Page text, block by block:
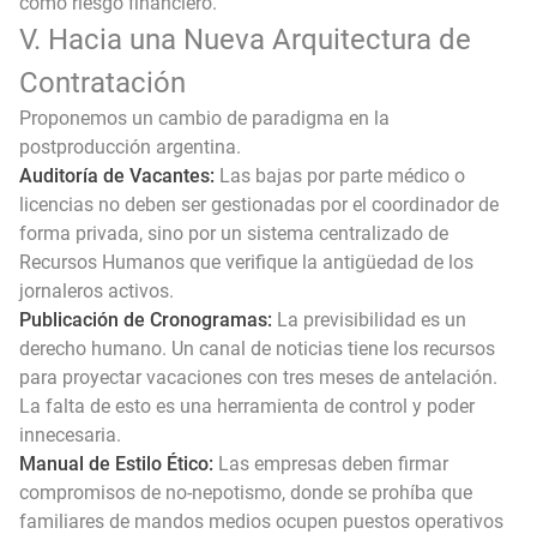
V. Hacia una Nueva Arquitectura de
Contratación
Proponemos un cambio de paradigma en la
postproducción argentina.
Auditoría de Vacantes: Las bajas por parte médico o
licencias no deben ser gestionadas por el coordinador de
forma privada, sino por un sistema centralizado de
Recursos Humanos que verifique la antigüedad de los
jornaleros activos.
Publicación de Cronogramas: La previsibilidad es un
derecho humano. Un canal de noticias tiene los recursos
para proyectar vacaciones con tres meses de antelación.
La falta de esto es una herramienta de control y poder
innecesaria.
Manual de Estilo Ético: Las empresas deben firmar
compromisos de no-nepotismo, donde se prohíba que
familiares de mandos medios ocupen puestos operativos